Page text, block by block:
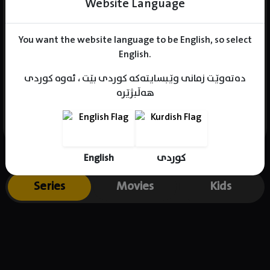
You want the website language to be English, so select
English.
دەتەوێت زمانی وێبسایتەکە کوردی بێت ، ئەوە کوردی
هەڵبژێرە
English کوردی
Name : Yu In-Sik
Born :
Place of birth : South Korea
Series Movies Kids